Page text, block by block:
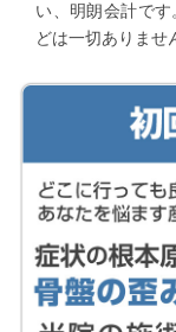
い、明朗会計で
どは一切ありませ